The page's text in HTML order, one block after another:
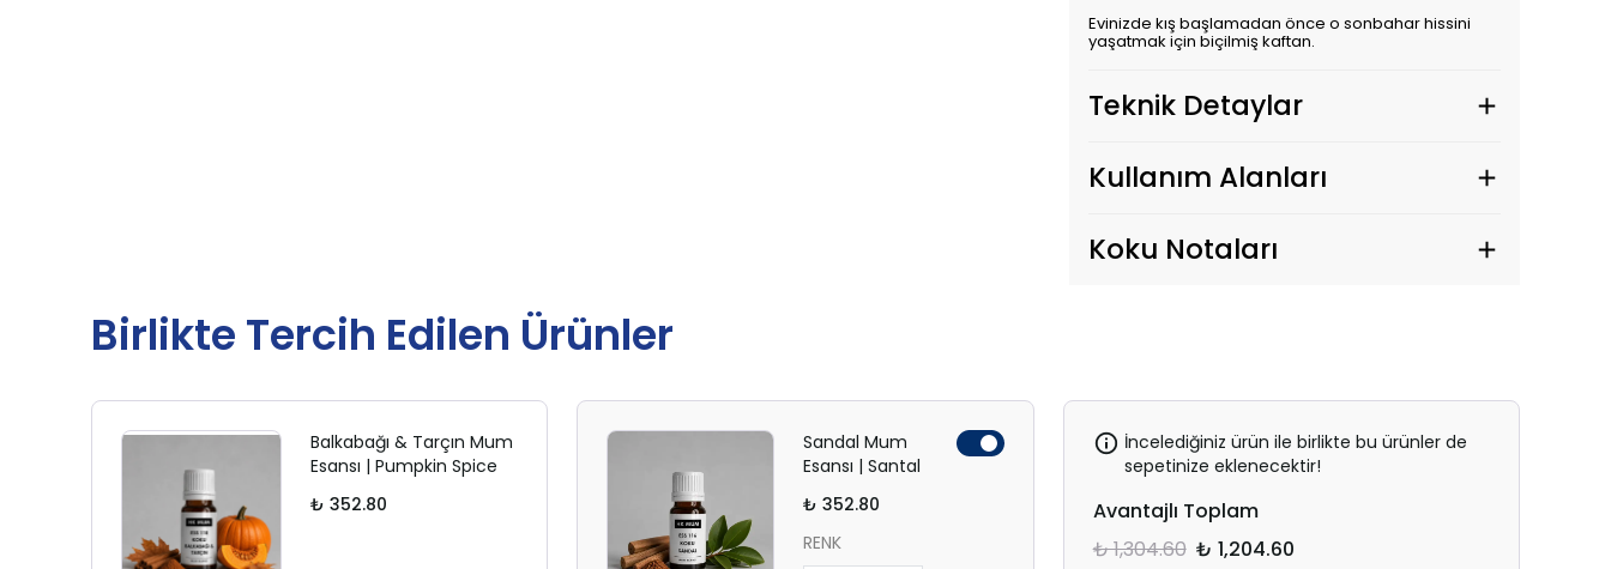
Evinizde kış başlamadan önce o sonbahar hissini
yaşatmak için biçilmiş kaftan.
Teknik Detaylar
Kullanım Alanları
Koku Notaları
Birlikte Tercih Edilen Ürünler
Balkabağı & Tarçın Mum
Esansı | Pumpkin Spice
₺ 352.80
Sandal Mum
Esansı | Santal
₺ 352.80
RENK
İncelediğiniz ürün ile birlikte bu ürünler de
sepetinize eklenecektir!
Avantajlı Toplam
₺ 1,304.60 ₺ 1,204.60